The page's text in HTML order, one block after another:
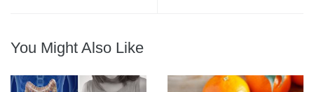
You Might Also Like